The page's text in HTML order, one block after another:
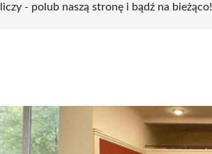
- polub naszą stronę i bądź na bieżąco!